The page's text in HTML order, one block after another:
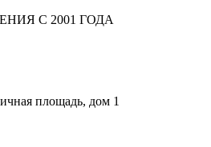
С 2001 ГОДА
площадь, дом 1